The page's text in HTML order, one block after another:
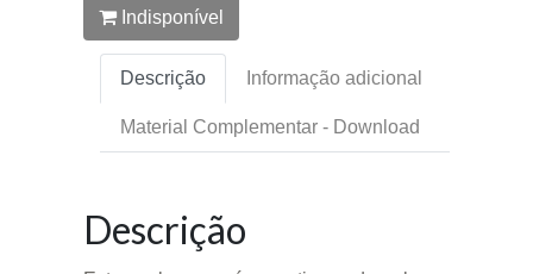
Indisponível
Descrição Informação adicional
Material Complementar - Download
Descrição